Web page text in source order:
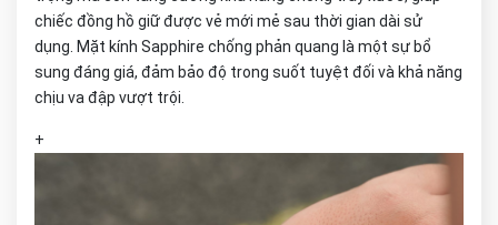
chiếc đồng hồ giữ được vẻ mới mẻ sau thời gian dài sử
dụng. Mặt kính Sapphire chống phản quang là một sự bổ
sung đáng giá, đảm bảo độ trong suốt tuyệt đối và khả năng
chịu va đập vượt trội.
+